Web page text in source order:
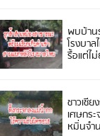
พบบ้าน
โรงบา
รื้อแต่ไ
ชาวเชี
เศษกร
หมิ่นจำ